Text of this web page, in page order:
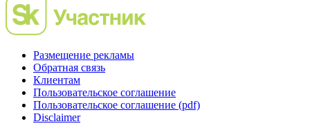
Размещение рекламы
Обратная связь
Клиентам
Пользовательское соглашение
Пользовательское соглашение (pdf)
Disclaimer